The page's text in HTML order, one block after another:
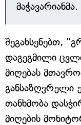
მაჭავარიანმა.
შეგახსენებთ,
დაგეგმილი
მიღებას
განსაზღვრული
თანხმობა
მიღების